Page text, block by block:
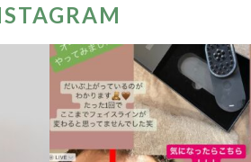
hinatabokko_hair